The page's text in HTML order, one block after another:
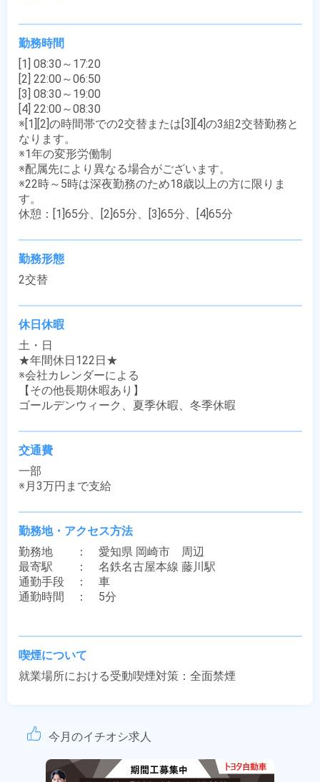
勤務時間
[1] 08:30～17:20
[2] 22:00～06:50
[3] 08:30～19:00
[4] 22:00～08:30
※[1][2]の時間帯での2交替または[3][4]の3組2交替勤務と
なります。
※1年の変形労働制
※配属先により異なる場合がございます。
※22時～5時は深夜勤務のため18歳以上の方に限りま
す。
休憩：[1]65分、[2]65分、[3]65分、[4]65分
勤務形態
2交替
休日休暇
土・日
★年間休日122日★
※会社カレンダーによる
【その他長期休暇あり】
ゴールデンウィーク、夏季休暇、冬季休暇
交通費
一部
※月3万円まで支給
勤務地・アクセス方法
勤務地　　：　愛知県 岡崎市　周辺
最寄駅　　：　名鉄名古屋本線 藤川駅
通勤手段　：　車
通勤時間　：　5分
喫煙について
就業場所における受動喫煙対策：全面禁煙
今月のイチオシ求人